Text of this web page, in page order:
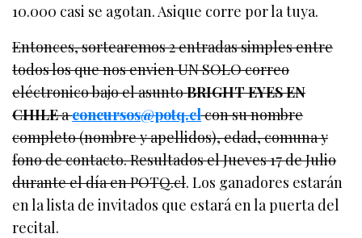
10.000 casi se agotan. Asique corre por la tuya.
Entonces, sortearemos 2 entradas simples entre
todos los que nos envien UN SOLO correo
eléctronico bajo el asuntoBRIGHT EYES EN
CHILEaconcursos@potq.clcon su nombre
completo (nombre y apellidos), edad, comuna y
fono de contacto. Resultados el Jueves 17 de Julio
durante el día en POTQ.cl. Los ganadores estarán
en la lista de invitados que estará en la puerta del
recital.